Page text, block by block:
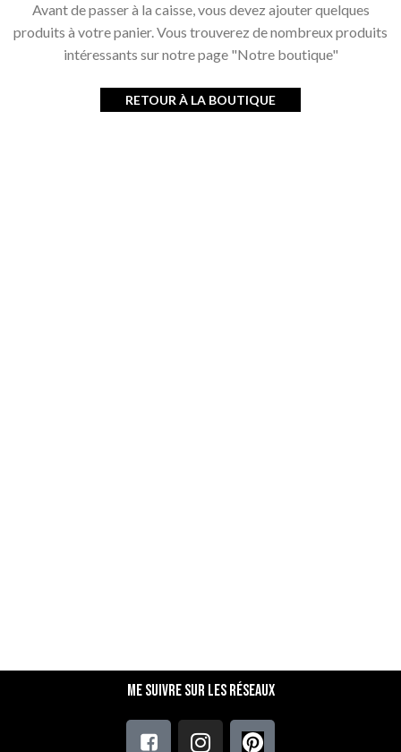
Avant de passer à la caisse, vous devez ajouter quelques
produits à votre panier.Vous trouverez de nombreux produits
intéressants sur notre page "Notre boutique"
RETOUR À LA BOUTIQUE
Me suivre sur les réseaux